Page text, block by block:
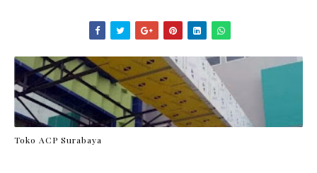
Toko ACP Surabaya